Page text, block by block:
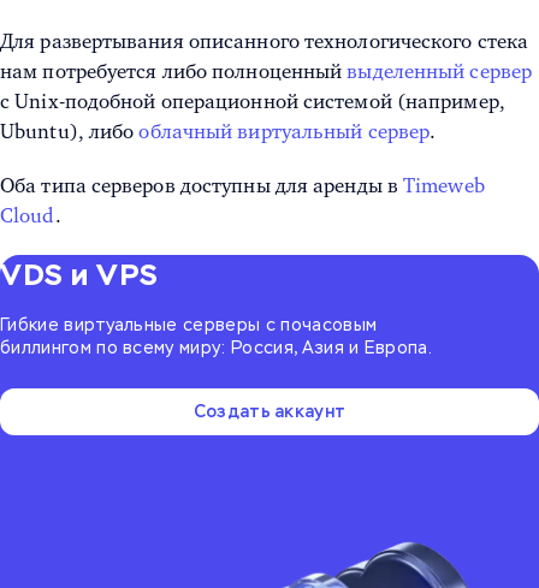
Для развертывания описанного технологического стека
нам потребуется либо полноценныйвыделенный сервер
с Unix-подобной операционной системой (например,
Ubuntu), либооблачный виртуальный сервер.
Оба типа серверов доступны для аренды вTimeweb
Cloud.
VDS и VPS
Гибкие виртуальные серверы с почасовым
биллингом по всему миру: Россия, Азия и Европа.
Создать аккаунт